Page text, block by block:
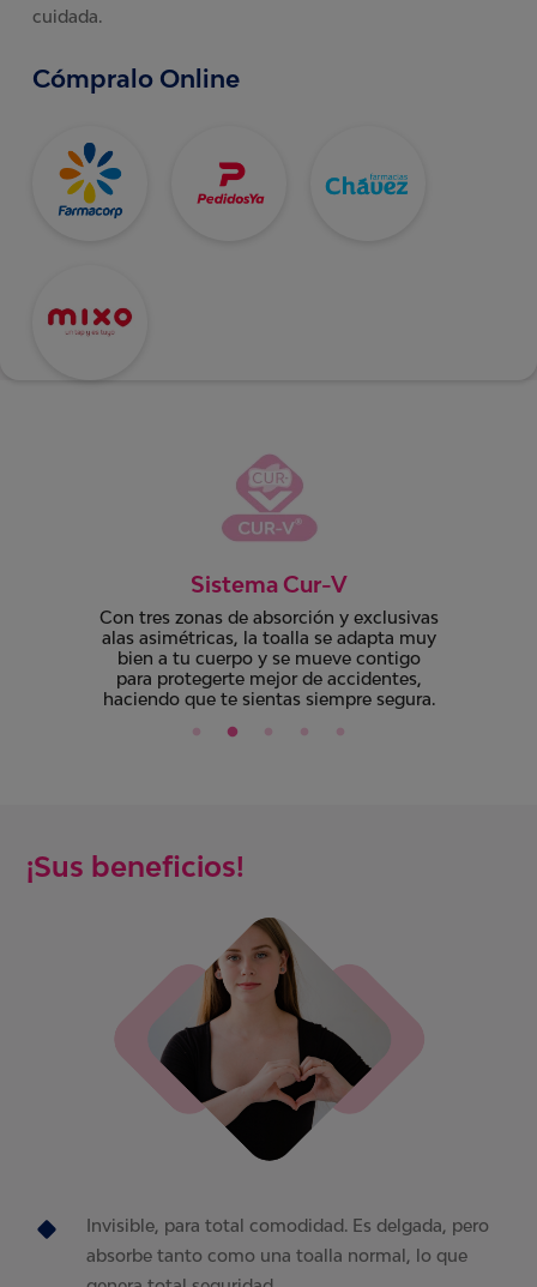
cuidada.
Cómpralo Online
Tela Tipo Algodón
Suave cubierta tipo tela con los
beneficios del extracto de algodón
¡Sus beneficios!
Invisible, para total comodidad. Es delgada, pero
absorbe tanto como una toalla normal, lo que